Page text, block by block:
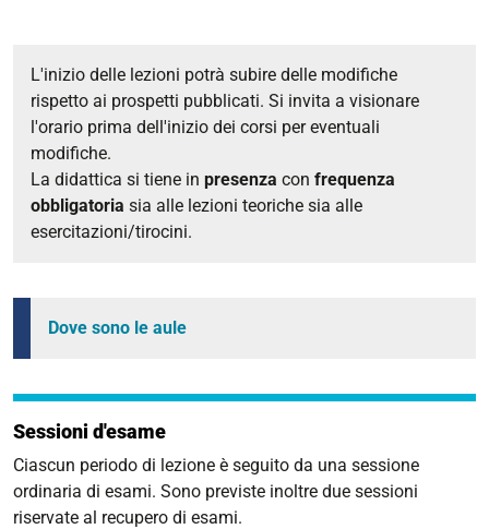
L'inizio delle lezioni potrà subire delle modifiche
rispetto ai prospetti pubblicati. Si invita a visionare
l'orario prima dell'inizio dei corsi per eventuali
modifiche.
La didattica si tiene in presenza con frequenza
obbligatoria sia alle lezioni teoriche sia alle
esercitazioni/tirocini.
Dove sono le aule
Sessioni d'esame
Ciascun periodo di lezione è seguito da una sessione
ordinaria di esami. Sono previste inoltre due sessioni
riservate al recupero di esami.